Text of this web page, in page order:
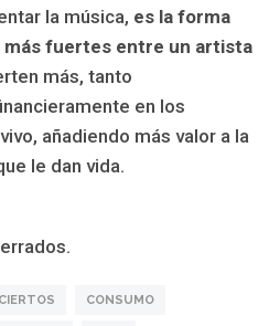
la música, es la forma
fuertes entre un artista
más, tanto
en los
añadiendo más valor a la
le dan vida.
CONSUMO